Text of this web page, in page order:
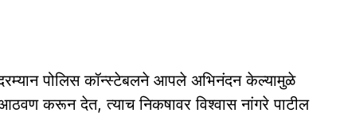
पोलिस कॉन्स्टेबलने आपले अभिनंदन केल्यामुळे
करून देत, त्याच निकषावर विश्वास नांगरे पाटील